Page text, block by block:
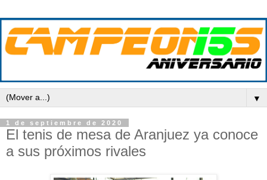
▼
1 de septiembre de 2020
El tenis de mesa de Aranjuez ya conoce
a sus próximos rivales